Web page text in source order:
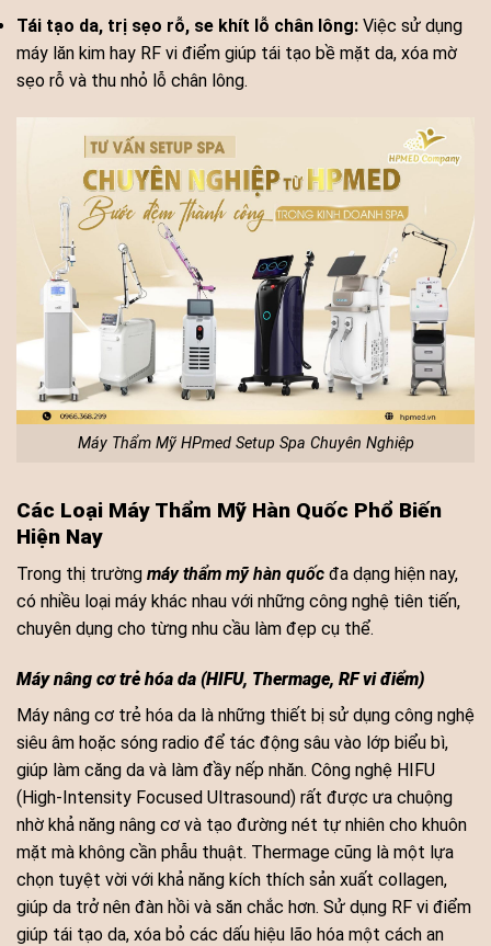
Tái tạo da, trị sẹo rỗ, se khít lỗ chân lông: Việc sử dụng
máy lăn kim hay RF vi điểm giúp tái tạo bề mặt da, xóa mờ
sẹo rỗ và thu nhỏ lỗ chân lông.
Máy Thẩm Mỹ HPmed Setup Spa Chuyên Nghiệp
Các Loại Máy Thẩm Mỹ Hàn Quốc Phổ Biến
Hiện Nay
Trong thị trường máy thẩm mỹ hàn quốc đa dạng hiện nay,
có nhiều loại máy khác nhau với những công nghệ tiên tiến,
chuyên dụng cho từng nhu cầu làm đẹp cụ thể.
Máy nâng cơ trẻ hóa da (HIFU, Thermage, RF vi điểm)
Máy nâng cơ trẻ hóa da là những thiết bị sử dụng công nghệ
siêu âm hoặc sóng radio để tác động sâu vào lớp biểu bì,
giúp làm căng da và làm đầy nếp nhăn. Công nghệ HIFU
(High-Intensity Focused Ultrasound) rất được ưa chuộng
nhờ khả năng nâng cơ và tạo đường nét tự nhiên cho khuôn
mặt mà không cần phẫu thuật. Thermage cũng là một lựa
chọn tuyệt vời với khả năng kích thích sản xuất collagen,
giúp da trở nên đàn hồi và săn chắc hơn. Sử dụng RF vi điểm
giúp tái tạo da, xóa bỏ các dấu hiệu lão hóa một cách an